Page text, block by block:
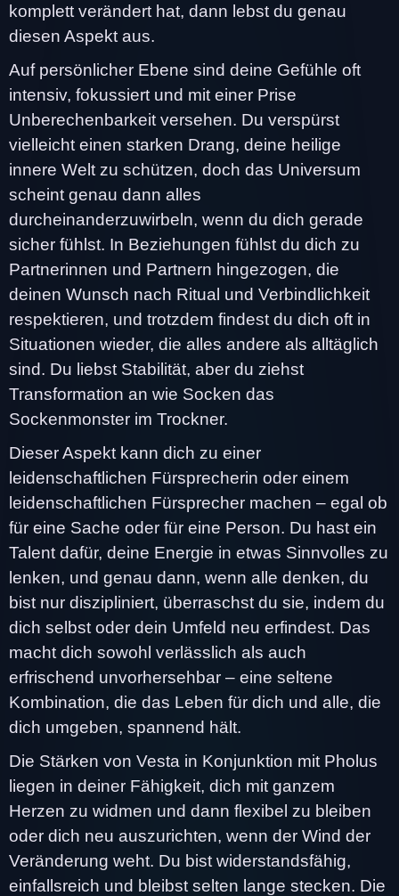
komplett verändert hat, dann lebst du genau
diesen Aspekt aus.
Auf persönlicher Ebene sind deine Gefühle oft
intensiv, fokussiert und mit einer Prise
Unberechenbarkeit versehen. Du verspürst
vielleicht einen starken Drang, deine heilige
innere Welt zu schützen, doch das Universum
scheint genau dann alles
durcheinanderzuwirbeln, wenn du dich gerade
sicher fühlst. In Beziehungen fühlst du dich zu
Partnerinnen und Partnern hingezogen, die
deinen Wunsch nach Ritual und Verbindlichkeit
respektieren, und trotzdem findest du dich oft in
Situationen wieder, die alles andere als alltäglich
sind. Du liebst Stabilität, aber du ziehst
Transformation an wie Socken das
Sockenmonster im Trockner.
Dieser Aspekt kann dich zu einer
leidenschaftlichen Fürsprecherin oder einem
leidenschaftlichen Fürsprecher machen – egal ob
für eine Sache oder für eine Person. Du hast ein
Talent dafür, deine Energie in etwas Sinnvolles zu
lenken, und genau dann, wenn alle denken, du
bist nur diszipliniert, überraschst du sie, indem du
dich selbst oder dein Umfeld neu erfindest. Das
macht dich sowohl verlässlich als auch
erfrischend unvorhersehbar – eine seltene
Kombination, die das Leben für dich und alle, die
dich umgeben, spannend hält.
Die Stärken von Vesta in Konjunktion mit Pholus
liegen in deiner Fähigkeit, dich mit ganzem
Herzen zu widmen und dann flexibel zu bleiben
oder dich neu auszurichten, wenn der Wind der
Veränderung weht. Du bist widerstandsfähig,
einfallsreich und bleibst selten lange stecken. Die